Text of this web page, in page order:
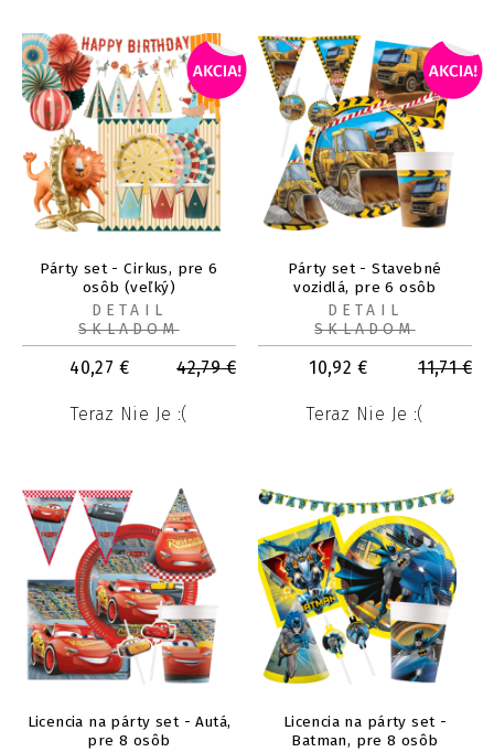
Párty set - Cirkus, pre 6
osôb (veľký)
40,27 € 42,79€
Teraz Nie Je :(
DETAIL
SKLADOM
Párty set - Stavebné
vozidlá, pre 6 osôb
10,92 € 11,71€
Teraz Nie Je :(
DETAIL
SKLADOM
Licencia na párty set - Autá,
pre 8 osôb
Licencia na párty set -
Batman, pre 8 osôb